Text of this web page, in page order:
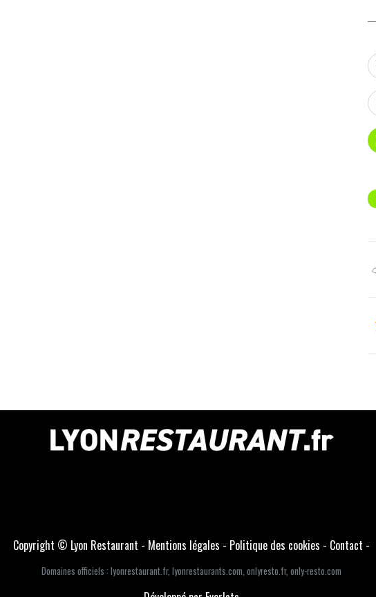
Copyright © Lyon Restaurant - Mentions légales - Politique des cookies - Contact -
Domaines officiels : lyonrestaurant.fr, lyonrestaurants.com, onlyresto.fr, only-resto.com